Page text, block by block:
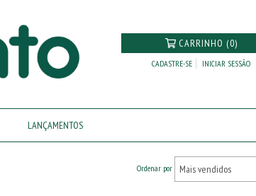
CARRINHO (0)
CADASTRE-SE INICIAR SESSÃO
LANÇAMENTOS
Ordenar por